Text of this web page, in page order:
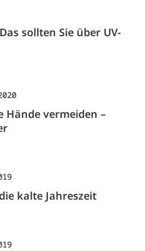
sollten Sie über UV-
Hände vermeiden –
kalte Jahreszeit